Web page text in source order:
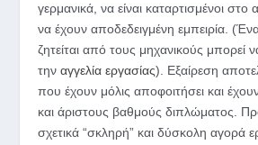
γερμανικά, να είναι καταρτισμένοι στο
να έχουν αποδεδειγμένη εμπειρία. (Ένα
ζητείται από τους μηχανικούς μπορεί
τηναγγελία εργασίας). Εξαίρεση
που έχουν μόλις αποφοιτήσει και
και άριστους βαθμούς διπλώματος.
σχετικά “σκληρή” και δύσκολη αγορά